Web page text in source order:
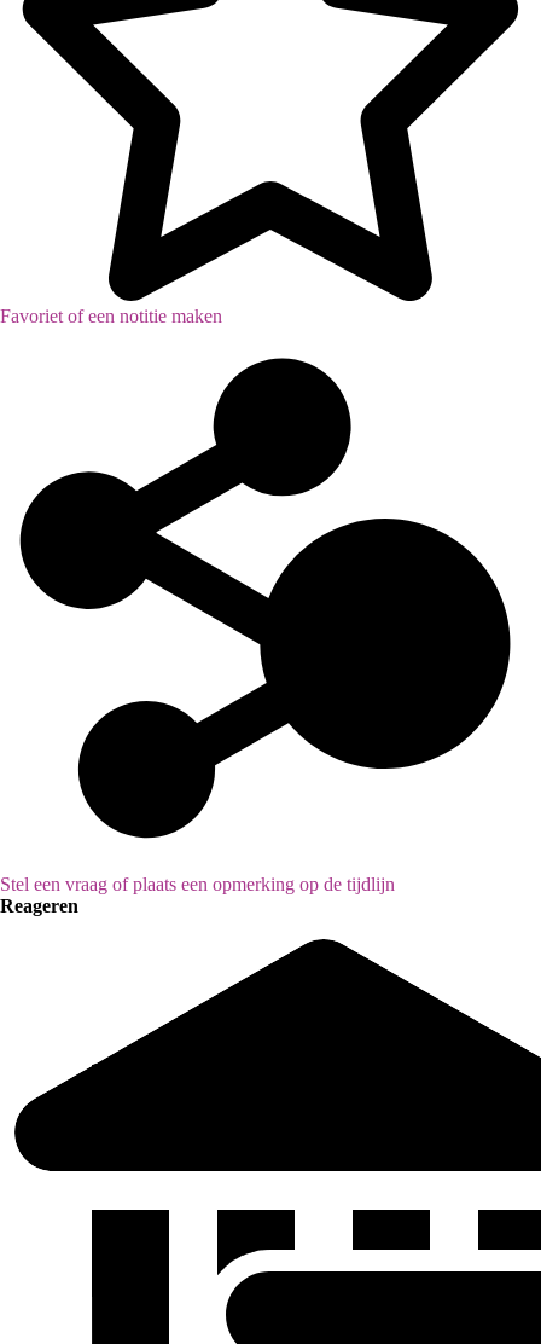
Favoriet of een notitie maken
Stel een vraag of plaats een opmerking op de tijdlijn
Reageren